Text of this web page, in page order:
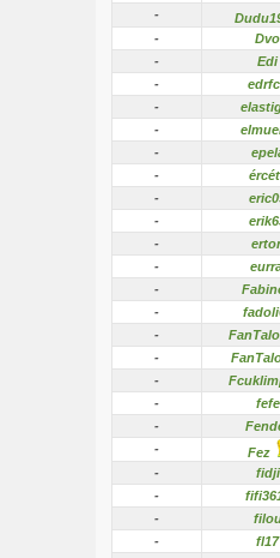
-
-
Dvo
-
Edi
-
-
-
-
-
-
-
-
-
-
-
-
-
-
-
fefe
-
-
Fez
-
fidji
-
-
-
fl17